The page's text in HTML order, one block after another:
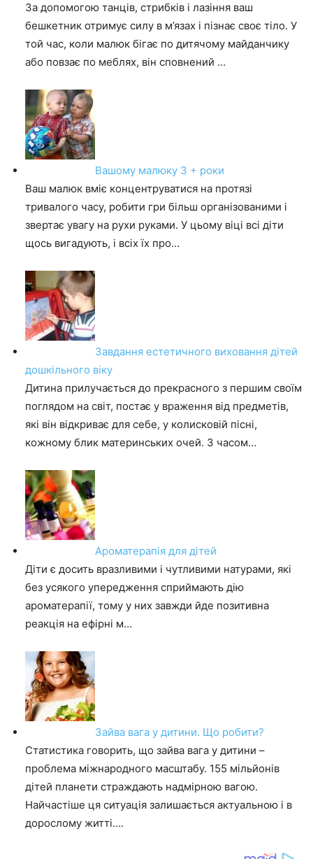
За допомогою танців, стрибків і лазіння ваш
бешкетник отримує силу в м’язах і пізнає своє тіло. У
той час, коли малюк бігає по дитячому майданчику
або повзає по меблях, він сповнений …
Вашому малюку 3 + роки
Ваш малюк вміє концентруватися на протязі
тривалого часу, робити гри більш організованими і
звертає увагу на рухи руками. У цьому віці всі діти
щось вигадують, і всіх їх про…
Завдання естетичного виховання дітей
дошкільного віку
Дитина прилучається до прекрасного з першим своїм
поглядом на світ, постає у враження від предметів,
які він відкриває для себе, у колисковій пісні,
кожному блик материнських очей. З часом…
Ароматерапія для дітей
Діти є досить вразливими і чутливими натурами, які
без усякого упередження сприймають дію
ароматерапії, тому у них завжди йде позитивна
реакція на ефірні м…
Зайва вага у дитини. Що робити?
Статистика говорить, що зайва вага у дитини –
проблема міжнародного масштабу. 155 мільйонів
дітей планети страждають надмірною вагою.
Найчастіше ця ситуація залишається актуальною і в
дорослому житті….